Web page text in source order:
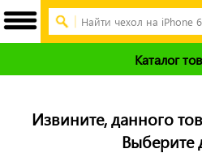
Каталог
Извините, данного
Выберите